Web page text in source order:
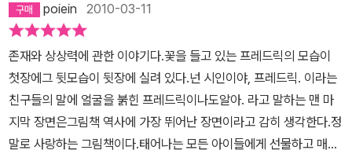
설의 가장 핵심적인 장면이다. 화자는 바틀비와의 첫 만남에서 그를
긍정적으로 평가 하였고, 비범한 필사 능력을 확인한 이후부터 그가
무엇을 하던지 그를 지지하였다. 하지만 변호사가 그에게 필사 이외
의 다른 업무를 시키면 “하지 않는 편을 택하겠습니다.” 라며 지시를
거절한다. 오히려 변호사는 바틀비의 강경한 태도에 본인이 당황한
다. 이 후 바틀비는 모든 것을 거부하기 시작하였다. 변호사는 집에 가
지 않은 채 사무실에서 기거하는 바틀비가 슬슬 두렵고 부담스러운
던 우리는, 나와 다른 상대를 포용하거나 이해할 줄 몰랐다. 그저 다르
다는 이유로 싫어하거나 흉보기만 했지, 그의 내면을 들여다보거나
배려하는 걸 눈곱만큼도 모르고 자란 듯하다. 하지만 여기 등장하는
들쥐들은 남다른 '프레드릭'을 흉보거나 배척하지 않고 담담히 묵인해
준다. 꼬치꼬치 묻거나 간섭하지 않고, 남들이 일할 때 가만히 있어도
배려해준다. 참으로 바람직한 형태라고 생각되지만, 우리 아이들이라
면 이럴 수 있을까? 혼자만 일하거나 심부름이라도 더하게 되면 당장
poiein 2010-03-11
존재와 상상력에 관한 이야기다.꽃을 들고 있는 프레드릭의 모습이
첫장에그 뒷모습이 뒷장에 실려 있다.넌 시인이야, 프레드릭. 이라는
친구들의 말에 얼굴을 붉힌 프레드릭이나도알아. 라고 말하는 맨 마
지막 장면은그림책 역사에 가장 뛰어난 장면이라고 감히 생각한다.정
말로 사랑하는 그림책이다.태어나는 모든 아이들에게 선물하고 매일